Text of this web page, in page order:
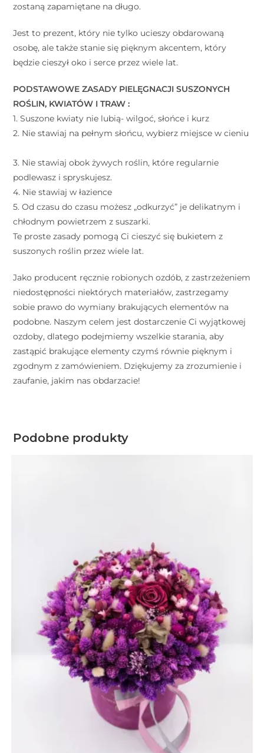
zostaną zapamiętane na długo.
Jest to prezent, który nie tylko ucieszy obdarowaną
osobę, ale także stanie się pięknym akcentem, który
będzie cieszył oko i serce przez wiele lat.
PODSTAWOWE ZASADY PIELĘGNACJI SUSZONYCH
ROŚLIN, KWIATÓW I TRAW : ⠀
1. Suszone kwiaty nie lubią- wilgoć, słońce i kurz ⠀
2. Nie stawiaj na pełnym słońcu, wybierz miejsce w cieniu
3. Nie stawiaj obok żywych roślin, które regularnie
podlewasz i spryskujesz. ⠀
4. Nie stawiaj w łazience ⠀
5. Od czasu do czasu możesz „odkurzyć” je delikatnym i
chłodnym powietrzem z suszarki. ⠀
Te proste zasady pomogą Ci cieszyć się bukietem z
suszonych roślin przez wiele lat. ⠀
Jako producent ręcznie robionych ozdób, z zastrzeżeniem
niedostępności niektórych materiałów, zastrzegamy
sobie prawo do wymiany brakujących elementów na
podobne. Naszym celem jest dostarczenie Ci wyjątkowej
ozdoby, dlatego podejmiemy wszelkie starania, aby
zastąpić brakujące elementy czymś równie pięknym i
zgodnym z zamówieniem. Dziękujemy za zrozumienie i
zaufanie, jakim nas obdarzacie!
Podobne produkty